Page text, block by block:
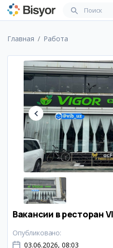
Главная Работа
Вакансии в ресторан
Опубликовано:
03.06.2026, 08:03